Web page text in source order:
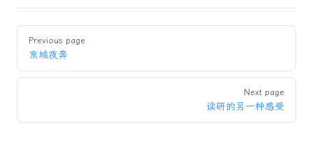
Pager
Previous page
京城夜奔
Next page
读研的另一种感受